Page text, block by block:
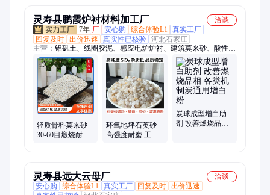
灵寿县鹏霞炉衬材料加工厂
洽谈
7年 厂 安心购 综合体验L1
真实工厂
回复及时 出价迅速 真实性已核验 河北石家庄
主营： 铝矾土、线圈胶泥、感应电炉炉衬、建筑莫来砂、酸性炉
衬材料、中性炉衬材料、捣打料、干振料、加热炉浇灌料、硅质
打炉料、中间包可塑料、可塑快速修补料、石英砂、中频炉炉衬
料、高岭土、透热炉打结料、橡胶颗粒、氢氧化钙、机制木炭、
膨润土、绿泥白泥修补料、火山石板材、氧化钙、凹凸棒土粉、
沸石粉沸石颗粒
轻质骨料莫来砂
30-60目煅烧耐高
环氧地坪石英砂
高强度耐磨 工业
炭球成型增白助
剂 改善燃烧品相
灵寿县远大云母厂
洽谈
安心购
综合体验L1 真实工厂 回复及时 出价迅速